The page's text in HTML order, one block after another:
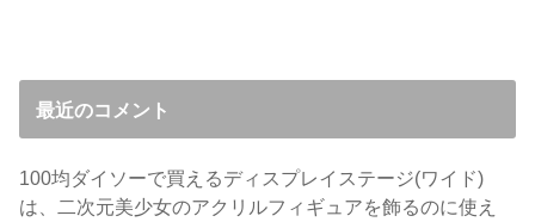
最近のコメント
100均ダイソーで買えるディスプレイステージ(ワイド)
は、二次元美少女のアクリルフィギュアを飾るのに使え